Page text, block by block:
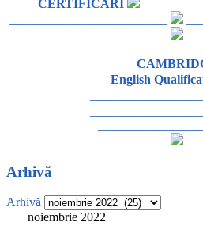
CERTIFICĂRI
English
Arhivă
Arhivă
noiembrie 2022